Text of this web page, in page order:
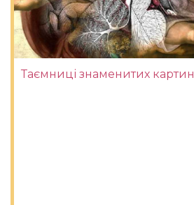
Таємниці знаменитих картин